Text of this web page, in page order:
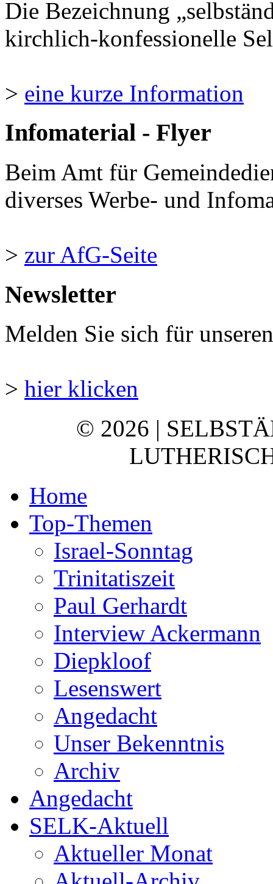
Die Bezeichnung
kirchlich-konfessionelle
> eine kurze Information
Infomaterial - Flyer
Beim Amt für
diverses Werbe- und
> zur AfG-Seite
Newsletter
Melden Sie sich für
> hier klicken
© 2026 |
Home
Top-Themen
Israel-Sonntag
Trinitatiszeit
Paul Gerhardt
Interview Ackermann
Diepkloof
Lesenswert
Angedacht
Unser Bekenntnis
Archiv
Angedacht
SELK-Aktuell
Aktueller Monat